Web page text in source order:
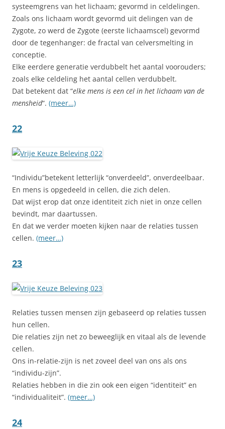
systeemgrens van het lichaam; gevormd in celdelingen.
Zoals ons lichaam wordt gevormd uit delingen van de
Zygote, zo werd de Zygote (eerste lichaamscel) gevormd
door de tegenhanger: de fractal van celversmelting in
conceptie.
Elke eerdere generatie verdubbelt het aantal voorouders;
zoals elke celdeling het aantal cellen verdubbelt.
Dat betekent dat “elke mens is een cel in het lichaam van de
mensheid“. (meer…)
22
“Individu”betekent letterlijk “onverdeeld”, onverdeelbaar.
En mens is opgedeeld in cellen, die zich delen.
Dat wijst erop dat onze identiteit zich niet in onze cellen
bevindt, mar daartussen.
En dat we verder moeten kijken naar de relaties tussen
cellen. (meer…)
23
Relaties tussen mensen zijn gebaseerd op relaties tussen
hun cellen.
Die relaties zijn net zo beweeglijk en vitaal als de levende
cellen.
Ons in-relatie-zijn is net zoveel deel van ons als ons
“individu-zijn”.
Relaties hebben in die zin ook een eigen “identiteit” en
“individualiteit”. (meer…)
24